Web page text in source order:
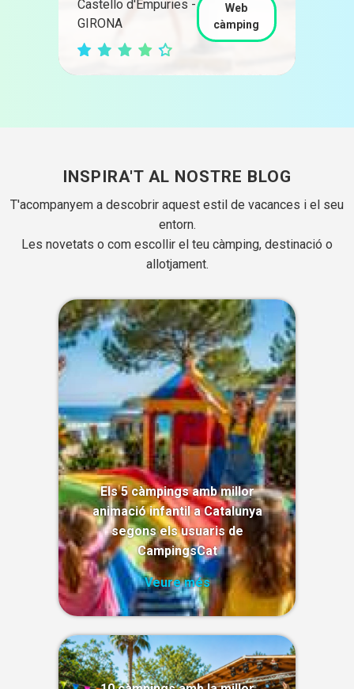
Castello d'Empuries -
GIRONA
Web
càmping
INSPIRA'T AL NOSTRE BLOG
T'acompanyem a descobrir aquest estil de vacances i el seu
entorn.
Les novetats o com escollir el teu càmping, destinació o
allotjament.
Els 5 càmpings amb millor
animació infantil a Catalunya
segons els usuaris de
CampingsCat
Veure més